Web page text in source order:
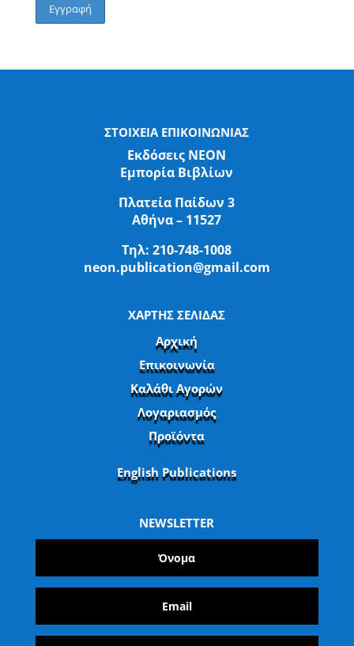
ΣΤΟΙΧΕΙΑ ΕΠΙΚΟΙΝΩΝΙΑΣ
Εκδόσεις ΝΕΟΝ
Εμπορία Βιβλίων
Πλατεία Παίδων 3
Αθήνα – 11527
Τηλ:210-748-1008
neon.publication@gmail.com
ΧΑΡΤΗΣ ΣΕΛΙΔΑΣ
Αρχική
Επικοινωνία
Καλάθι Αγορών
Λογαριασμός
Προϊόντα
English Publications
NEWSLETTER